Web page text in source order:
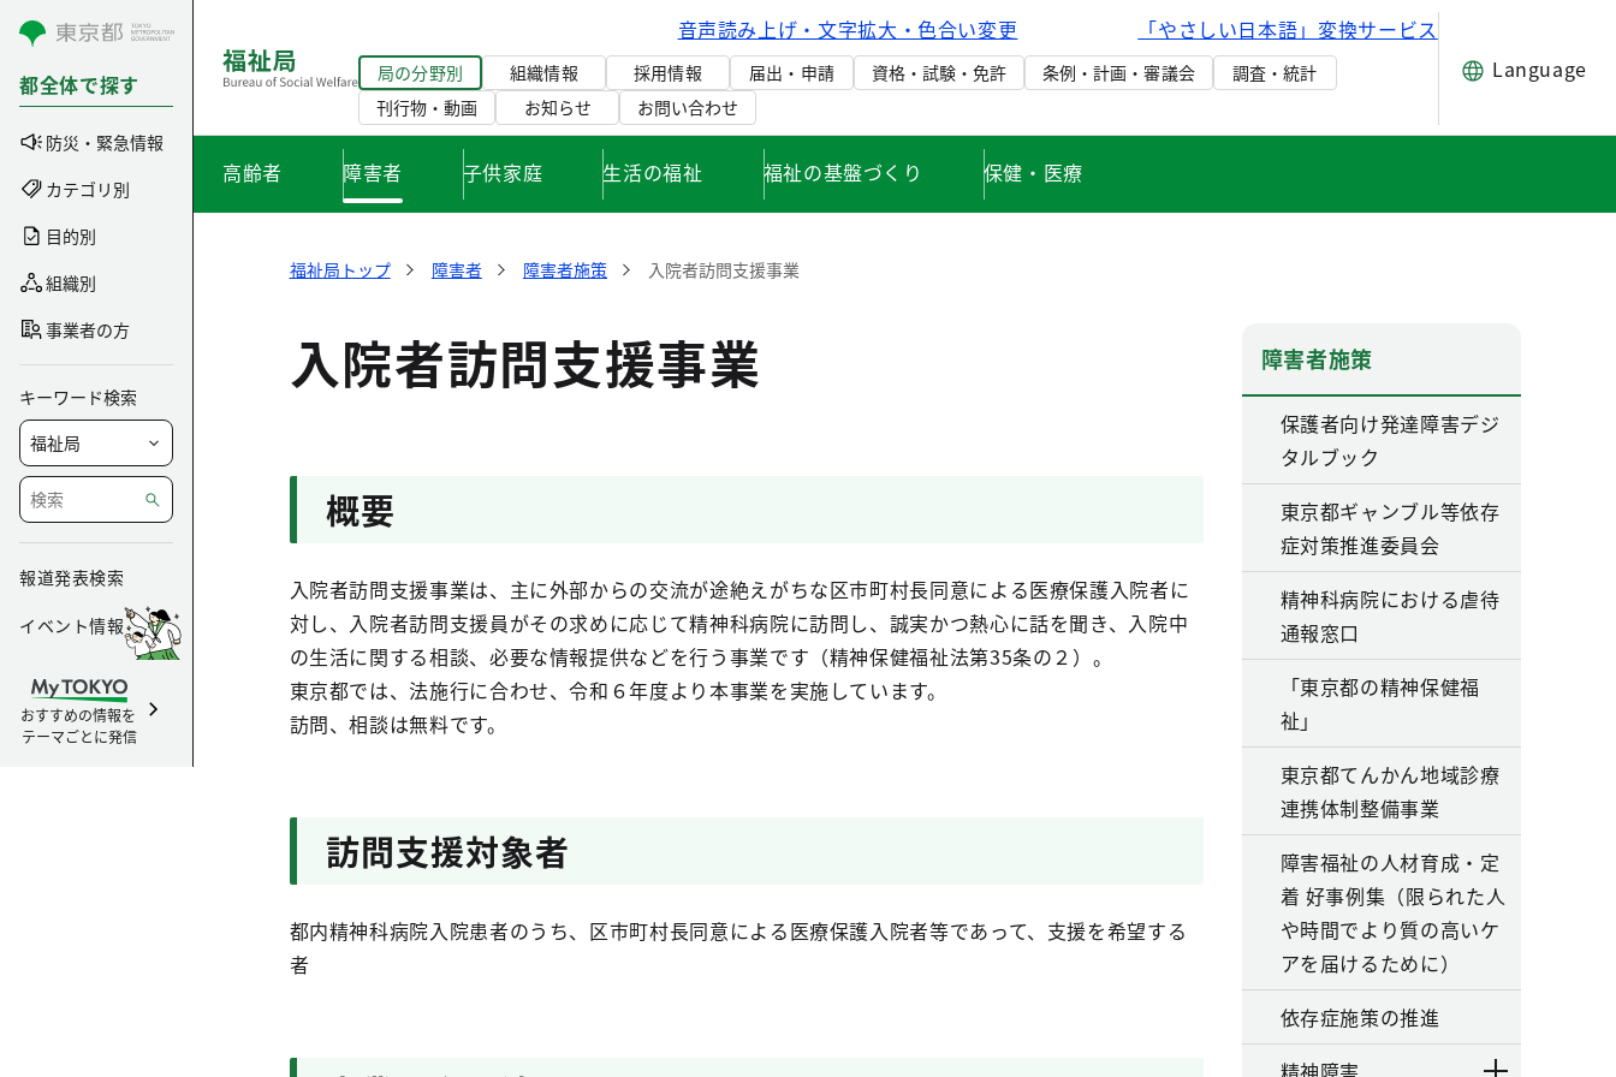
コンテンツにスキップ
都全体で探す
防災・緊急情報
カテゴリ別
目的別
組織別
事業者の方
キーワード検索
報道発表検索
イベント情報
おすすめの情報を
テーマごとに発信
音声読み上げ・文字拡大・色合い変更 「やさしい日本語」変換サービス
局の分野別 組織情報 採用情報 届出・申請 資格・試験・免許 条例・計画・審議会
調査・統計
刊行物・動画
お知らせ お問い合わせ
Language
高齢者 障害者 子供家庭 生活の福祉 福祉の基盤づくり 保健・医療
福祉局トップ 障害者 障害者施策 入院者訪問支援事業
入院者訪問支援事業
概要
入院者訪問支援事業は、主に外部からの交流が途絶えがちな区市町村長同意による医療保護入院者に
対し、入院者訪問支援員がその求めに応じて精神科病院に訪問し、誠実かつ熱心に話を聞き、入院中
の生活に関する相談、必要な情報提供などを行う事業です（精神保健福祉法第35条の２）。
東京都では、法施行に合わせ、令和６年度より本事業を実施しています。
訪問、相談は無料です。
訪問支援対象者
都内精神科病院入院患者のうち、区市町村長同意による医療保護入院者等であって、支援を希望する
者
障害者施策
保護者向け発達障害デジ
タルブック
東京都ギャンブル等依存
症対策推進委員会
精神科病院における虐待
通報窓口
「東京都の精神保健福
祉」
東京都てんかん地域診療
連携体制整備事業
障害福祉の人材育成・定
着 好事例集（限られた人
や時間でより質の高いケ
アを届けるために）
依存症施策の推進
精神障害